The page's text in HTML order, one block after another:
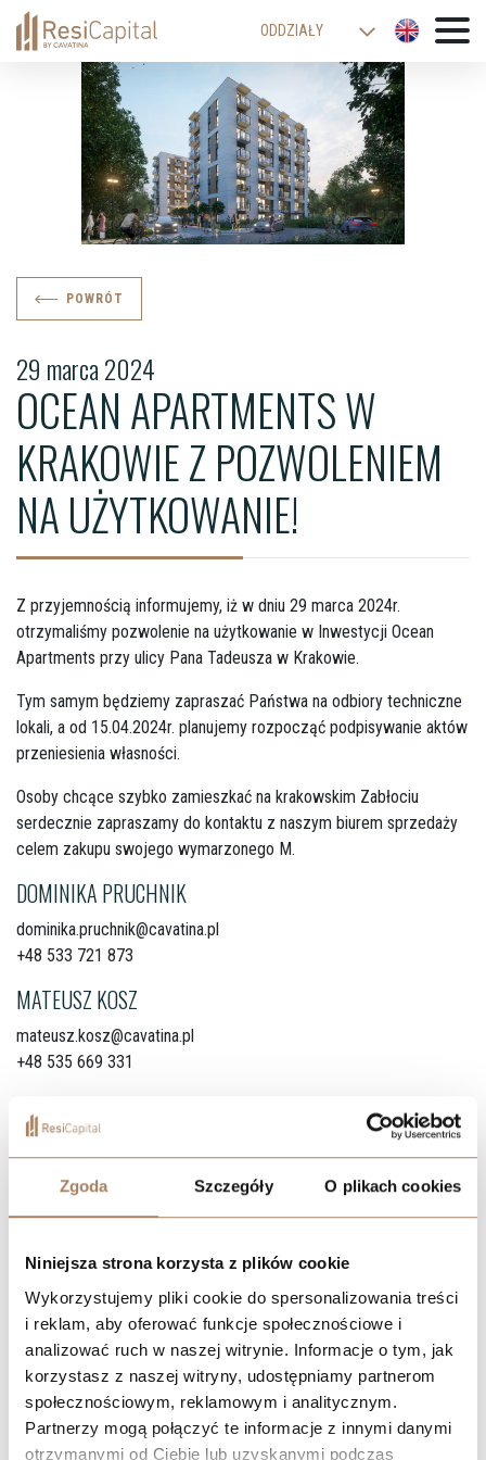
Zgoda Szczegóły O plikach cookies
Niniejsza strona korzysta z plików cookie
Wykorzystujemy pliki cookie do spersonalizowania treści
i reklam, aby oferować funkcje społecznościowe i
analizować ruch w naszej witrynie. Informacje o tym, jak
korzystasz z naszej witryny, udostępniamy partnerom
społecznościowym, reklamowym i analitycznym.
Partnerzy mogą połączyć te informacje z innymi danymi
otrzymanymi od Ciebie lub uzyskanymi podczas
ODDZIAŁY
WARSZAWA
KATOWICE
KRAKÓW
ŁÓDŹ
WROCŁAW
OCEAN APARTMENTS W
KRAKOWIE Z POZWOLENIEM
NA UŻYTKOWANIE!
29 marca 2024
POWRÓT
Z przyjemnością informujemy, iż w dniu 29 marca 2024r.
otrzymaliśmy pozwolenie na użytkowanie w Inwestycji Ocean
Apartments przy ulicy Pana Tadeusza w Krakowie.
Tym samym będziemy zapraszać Państwa na odbiory techniczne
lokali, a od 15.04.2024r. planujemy rozpocząć podpisywanie aktów
przeniesienia własności.
Osoby chcące szybko zamieszkać na krakowskim Zabłociu
serdecznie zapraszamy do kontaktu z naszym biurem sprzedaży
celem zakupu swojego wymarzonego M.
DOMINIKA PRUCHNIK
dominika.pruchnik@cavatina.pl
+48 533 721 873
MATEUSZ KOSZ
mateusz.kosz@cavatina.pl
+48 535 669 331